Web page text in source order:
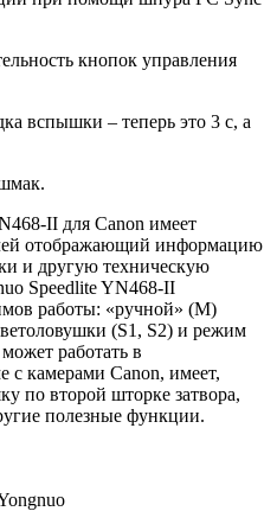
кнопок управления
вспышки – теперь это 3 с, а
II для Canon имеет
отображающий информацию
и другую техническую
Speedlite YN468-II
работы: «ручной» (М)
(S1, S2) и режим
работать в
с камерами Canon, имеет,
по второй шторке затвора,
полезные функции.